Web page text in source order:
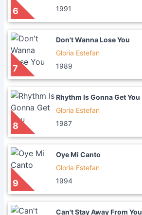
6
1991
7
Don't Wanna Lose You
Gloria Estefan
1989
8
Rhythm Is Gonna Get You
Gloria Estefan
1987
9
Oye Mi Canto
Gloria Estefan
1994
Can't Stay Away From You